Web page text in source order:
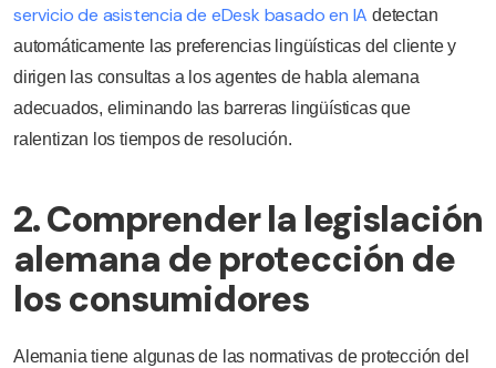
servicio de asistencia de eDesk basado en IA detectan
automáticamente las preferencias lingüísticas del cliente y
dirigen las consultas a los agentes de habla alemana
adecuados, eliminando las barreras lingüísticas que
ralentizan los tiempos de resolución.
2. Comprender la legislación
alemana de protección de
los consumidores
Alemania tiene algunas de las normativas de protección del